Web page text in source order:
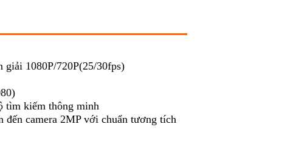
giải 1080P/720P(25/30fps)
tìm kiếm thông minh
camera 2MP với chuẩn tương tích